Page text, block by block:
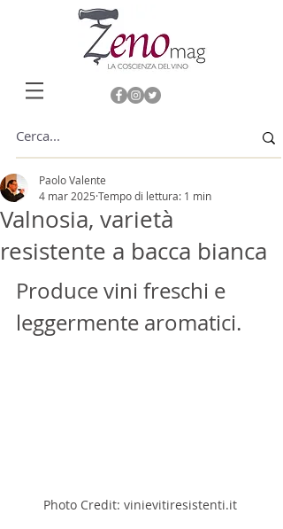
Valnosia, varietà
resistente a bacca bianca
Paolo Valente
4 mar 2025 Tempo di lettura: 1 min
Produce vini freschi e
leggermente aromatici.
Photo Credit: vinievitiresistenti.it